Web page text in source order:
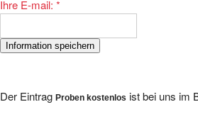
Ihre E-mail:*
Der EintragProben kostenlos ist bei uns im